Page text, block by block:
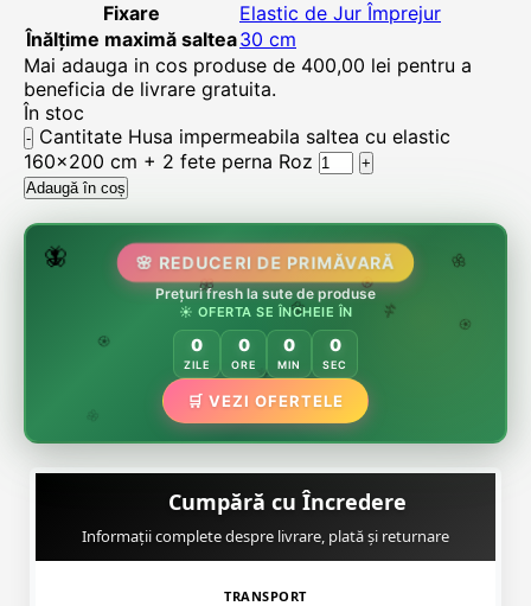
Fixare
Elastic de Jur Împrejur
Înălțime maximă saltea30 cm
Mai adauga in cos produse de 400,00 lei pentru a
beneficia de livrare gratuita.
În stoc
Cantitate Husa impermeabila saltea cu elastic
160x200 cm + 2 fete perna Roz
Adaugă în coș
🌸
🌿
🌸
🏵️
🌷
🦋 🌸 REDUCERI DE PRIMĂVARĂ
Prețuri fresh la sute de produse
☀️ OFERTA SE ÎNCHEIE ÎN
0
ZILE
0
ORE
0
MIN
0
SEC
🛒 VEZI OFERTELE
Cumpără cu Încredere
Informații complete despre livrare, plată și returnare
TRANSPORT